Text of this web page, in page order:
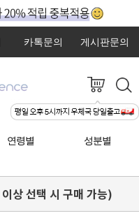
카톡문의 게시판문의
연령별 성분별
상 선택 시 구매 가능)